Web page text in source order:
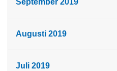
September 2019
Augusti 2019
Juli 2019